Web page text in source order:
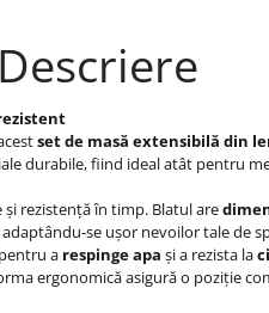
Descriere
set de masă extensibilă din
durabile, fiind ideal atât pentru
rezistență în timp. Blatul are
adaptându-se ușor nevoilor tale de
a respinge apa și a rezista la
ergonomică asigură o poziție